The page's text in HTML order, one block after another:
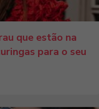
que estão na
para o seu